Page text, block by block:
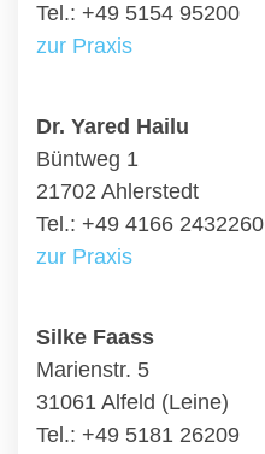
Tel.: +49 5154 95200
zur Praxis
Dr. Yared Hailu
Büntweg 1
21702 Ahlerstedt
Tel.: +49 4166 2432260
zur Praxis
Silke Faass
Marienstr. 5
31061 Alfeld (Leine)
Tel.: +49 5181 26209